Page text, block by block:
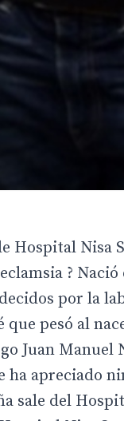
Hospital Nisa
? Nació
por la
pesó al
Juan Manuel
ha apreciado
sale del